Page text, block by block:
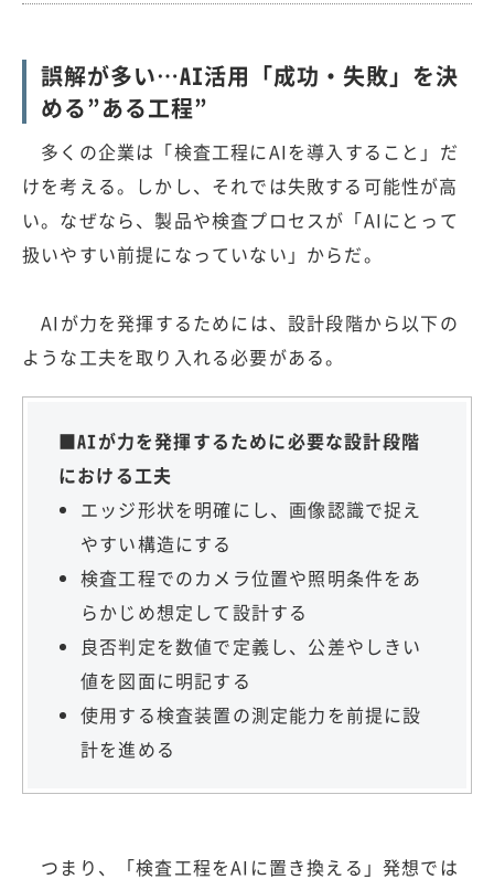
誤解が多い…AI活用「成功・失敗」を決
める”ある工程”
多くの企業は「検査工程にAIを導入すること」だ
けを考える。しかし、それでは失敗する可能性が高
い。なぜなら、製品や検査プロセスが「AIにとって
扱いやすい前提になっていない」からだ。
AIが力を発揮するためには、設計段階から以下の
ような工夫を取り入れる必要がある。
■AIが力を発揮するために必要な設計段階
における工夫
エッジ形状を明確にし、画像認識で捉え
やすい構造にする
検査工程でのカメラ位置や照明条件をあ
らかじめ想定して設計する
良否判定を数値で定義し、公差やしきい
値を図面に明記する
使用する検査装置の測定能力を前提に設
計を進める
つまり、「検査工程をAIに置き換える」発想では